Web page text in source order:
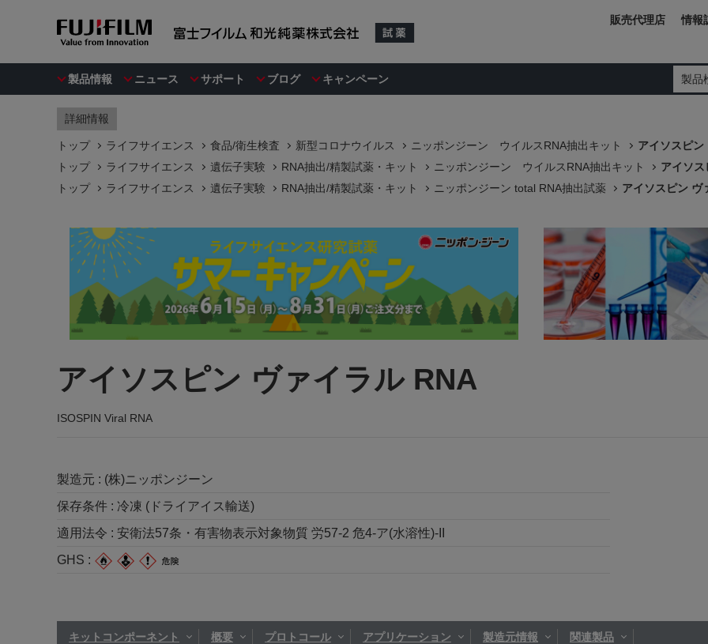
製品情報 ニュース サポート ブログ キャンペーン 製品
販売代理店 情報
詳細情報
トップ ライフサイエンス 食品/衛生検査 新型コロナウイルス ニッポンジーン ウイルスRNA抽出キット
アイソスピン
トップ
ライフサイエンス 遺伝子実験 RNA抽出/精製試薬・キット ニッポンジーン ウイルスRNA抽出キット
アイソ
トップ
ライフサイエンス 遺伝子実験 RNA抽出/精製試薬・キット ニッポンジーン total RNA抽出試薬 アイソスピン ヴ
アイソスピン ヴァイラル RNA
ISOSPIN Viral RNA
製造元 : (株)ニッポンジーン
保存条件 : 冷凍 (ドライアイス輸送)
適用法令 : 安衛法57条・有害物表示対象物質 労57-2 危4-ア(水溶性)-II
GHS :
キットコンポーネント 概要 プロトコール アプリケーション 製造元情報 関連製品